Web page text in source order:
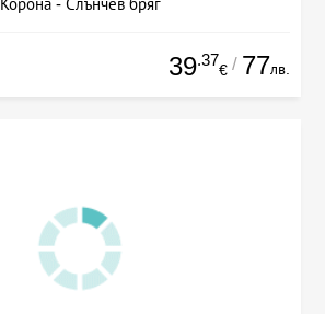
Корона - Слънчев бряг
39.37
€ / 77лв.